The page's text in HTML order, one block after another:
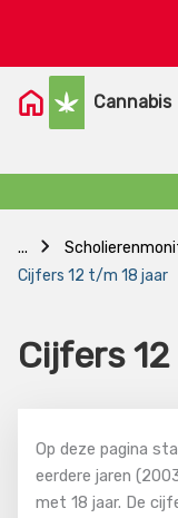
content
Cannabis
...
Cijfers 12 t/m 18 jaar
Cijfers
Op deze pagina
eerdere jaren
met 18 jaar. De